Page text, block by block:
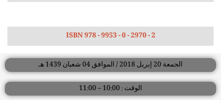
ISBN 978 - 9953 - 0 - 2970 - 2
الجمعة 20 إبريل 2018 / الموافق 04 شعبان 1439 هـ
الوقت : 10:00 – 11:00